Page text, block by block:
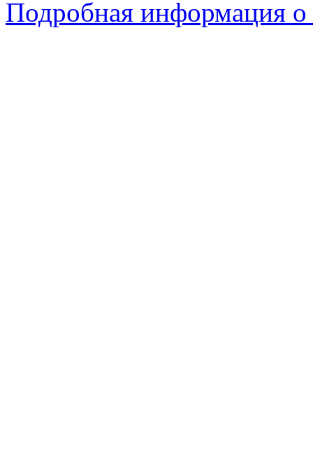
Подробная информация